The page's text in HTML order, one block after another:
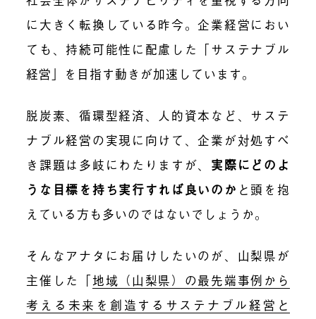
に大きく転換している昨今。企業経営におい
ても、持続可能性に配慮した「サステナブル
経営」を目指す動きが加速しています。
脱炭素、循環型経済、人的資本など、サステ
ナブル経営の実現に向けて、企業が対処すべ
き課題は多岐にわたりますが、 実際にどのよ
うな目標を持ち実行すれば良いのか と頭を抱
えている方も多いのではないでしょうか。
そんなアナタにお届けしたいのが、山梨県が
主催した「地域（山梨県）の最先端事例から
考える未来を創造するサステナブル経営と